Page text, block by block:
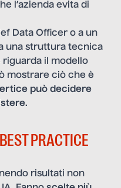
l’azienda evita di
Data Officer o a un
una struttura tecnica
il modello
mostrare ciò che è
può decidere
.
PRACTICE
risultati non